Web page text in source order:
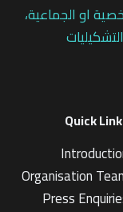
او الجماعية،
Quick
Organisation
Press